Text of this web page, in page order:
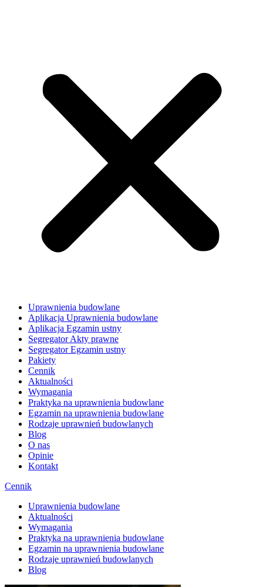
Uprawnienia budowlane
Aplikacja Uprawnienia budowlane
Aplikacja Egzamin ustny
Segregator Akty prawne
Segregator Egzamin ustny
Pakiety
Cennik
Aktualności
Wymagania
Praktyka na uprawnienia budowlane
Egzamin na uprawnienia budowlane
Rodzaje uprawnień budowlanych
Blog
O nas
Opinie
Kontakt
Cennik
Uprawnienia budowlane
Aktualności
Wymagania
Praktyka na uprawnienia budowlane
Egzamin na uprawnienia budowlane
Rodzaje uprawnień budowlanych
Blog